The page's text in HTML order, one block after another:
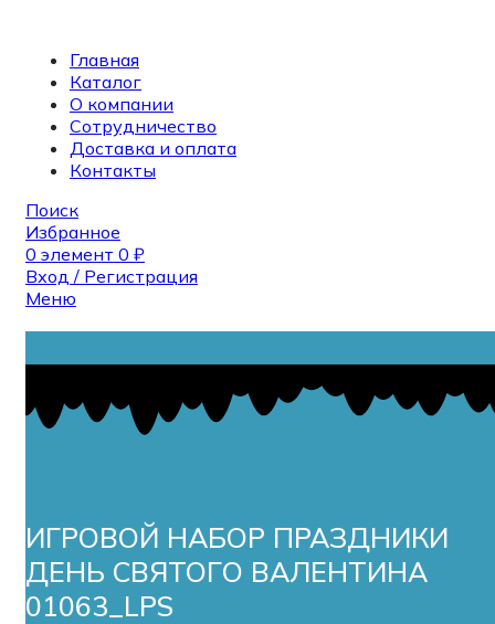
Главная
Каталог
О компании
Сотрудничество
Доставка и оплата
Контакты
Поиск
Избранное
0 элемент 0 ₽
Вход / Регистрация
Меню
0элемент 0₽
ИГРОВОЙ НАБОР ПРАЗДНИКИ
ДЕНЬ СВЯТОГО ВАЛЕНТИНА
01063_LPS